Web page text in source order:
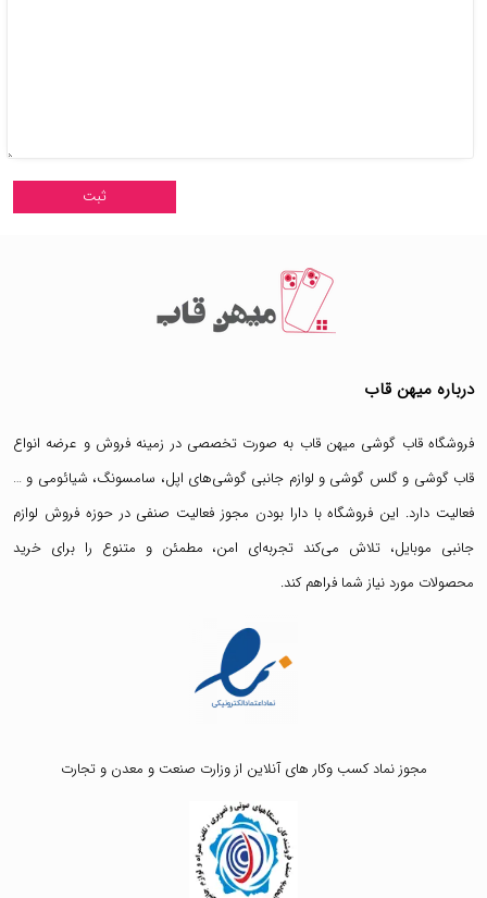
درباره میهن قاب
فروشگاه قاب گوشی میهن قاب به صورت تخصصی در زمینه فروش و عرضه انواع
قاب گوشی وگلس گوشی و لوازم جانبی گوشی‌های اپل، سامسونگ، شیائومی و …
فعالیت دارد. این فروشگاه با دارا بودن مجوز فعالیت صنفی در حوزه فروش لوازم
جانبی موبایل، تلاش می‌کند تجربه‌ای امن، مطمئن و متنوع را برای خرید
محصولات مورد نیاز شما فراهم کند.
مجوز نماد کسب وکار های آنلاین از وزارت صنعت و معدن و تجارت